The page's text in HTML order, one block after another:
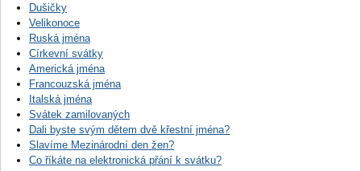
Dušičky
Velikonoce
Ruská jména
Církevní svátky
Americká jména
Francouzská jména
Italská jména
Svátek zamilovaných
Dali byste svým dětem dvě křestní jména?
Slavíme Mezinárodní den žen?
Co říkáte na elektronická přání k svátku?